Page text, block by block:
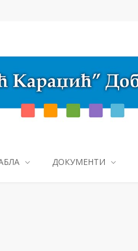
ДОКУМЕНТИ